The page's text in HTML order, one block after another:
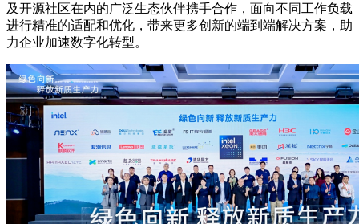
及开源社区在内的广泛生态伙伴携手合作，面向不同工作负载
进行精准的适配和优化，带来更多创新的端到端解决方案，助
力企业加速数字化转型。